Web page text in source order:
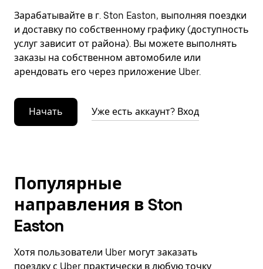
Зарабатывайте в г. Ston Easton, выполняя поездки
и доставку по собственному графику (доступность
услуг зависит от района). Вы можете выполнять
заказы на собственном автомобиле или
арендовать его через приложение Uber.
Начать Уже есть аккаунт? Вход
Популярные
направления в Ston
Easton
Хотя пользователи Uber могут заказать
поездку с Uber практически в любую точку